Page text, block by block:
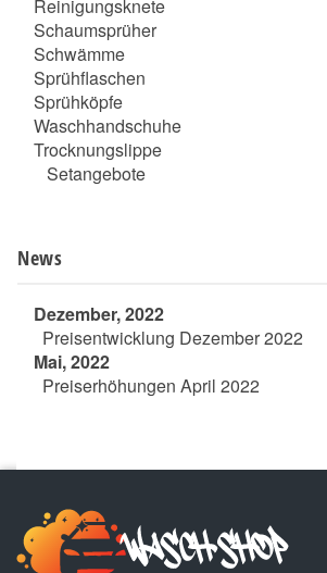
Reinigungsknete
Schaumsprüher
Schwämme
Sprühflaschen
Sprühköpfe
Waschhandschuhe
Trocknungslippe
Setangebote
News
Dezember, 2022
Preisentwicklung Dezember 2022
Mai, 2022
Preiserhöhungen April 2022